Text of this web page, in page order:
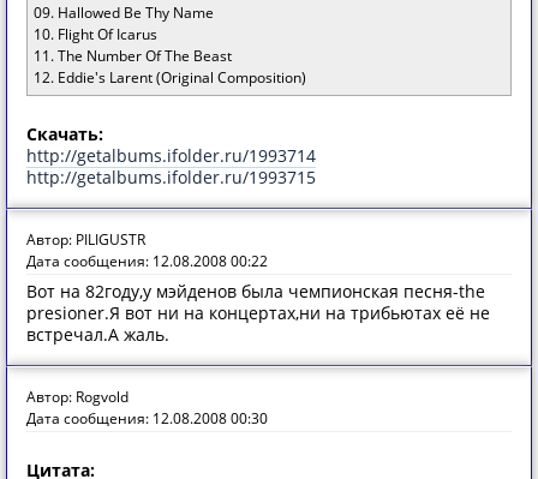
09. Hallowed Be Thy Name
10. Flight Of Icarus
11. The Number Of The Beast
12. Eddie's Larent (Original Composition)
Скачать:
http://getalbums.ifolder.ru/1993714
http://getalbums.ifolder.ru/1993715
Автор: PILIGUSTR
Дата сообщения: 12.08.2008 00:22
Вот на 82году,у мэйденов была чемпионская песня-the
presioner.Я вот ни на концертах,ни на трибьютах её не
встречал.А жаль.
Автор: Rogvold
Дата сообщения: 12.08.2008 00:30
Цитата: